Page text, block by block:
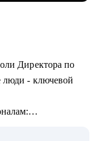
Директора по
люди - ключевой